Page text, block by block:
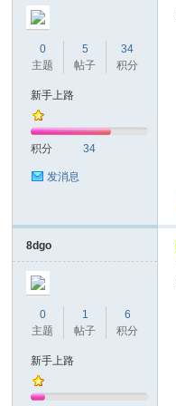
0
主题
5
帖子
34
积分
新手上路
积分 34
发消息
8dgo
0
主题
1
帖子
6
积分
新手上路